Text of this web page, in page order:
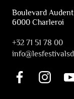
Boulevard
6000 Charleroi
+32 71 51 78 00
i